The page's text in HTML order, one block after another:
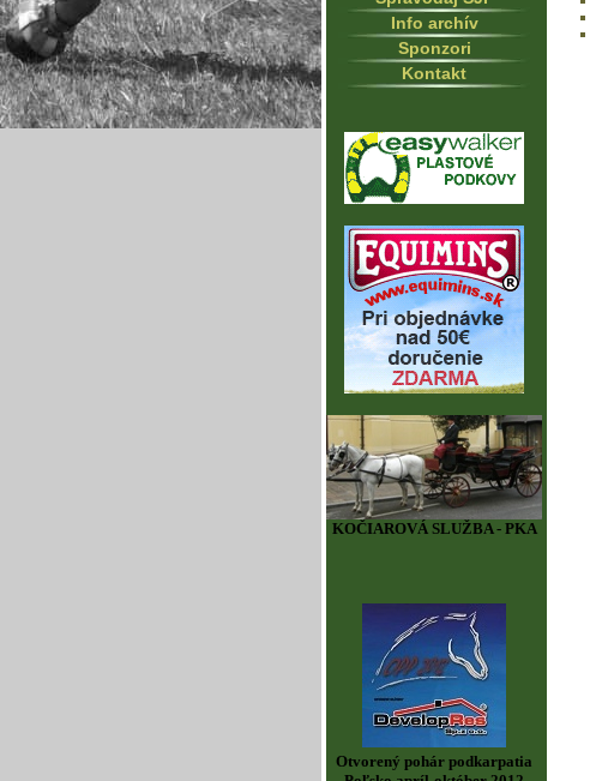
Info archív
Sponzori
Kontakt
KOČIAROVÁ SLUŽBA - PKA
Otvorený pohár podkarpatia